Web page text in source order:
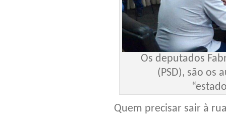
Os deputados
(PSD), são os
Quem precisar sair à